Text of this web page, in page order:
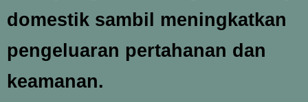
domestik sambil meningkatkan
pengeluaran pertahanan dan
keamanan.